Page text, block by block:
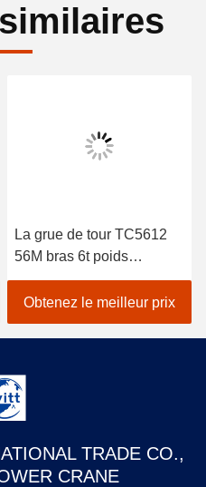
La grue de tour TC5612
56M bras 6t poids
équipement de
construction de bâtiment
Obtenez le meilleur prix
TRADE CO.,
CRANE